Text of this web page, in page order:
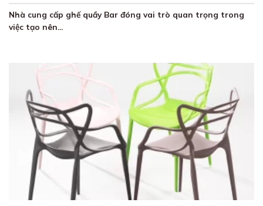
Nhà cung cấp ghế quầy Bar đóng vai trò quan trọng trong
việc tạo nên...